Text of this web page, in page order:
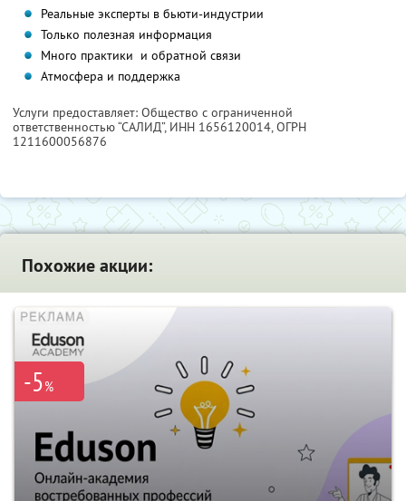
Реальные эксперты в бьюти-индустрии
Только полезная информация
Много практики и обратной связи
Атмосфера и поддержка
Услуги предоставляет: Общество с ограниченной
ответственностью “САЛИД”, ИНН 1656120014, ОГРН
1211600056876
Похожие акции:
-5%